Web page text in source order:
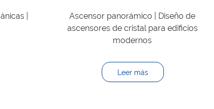
|
Ascensor panorámico | Diseño de
ascensores de cristal para edificios
modernos
Leer más